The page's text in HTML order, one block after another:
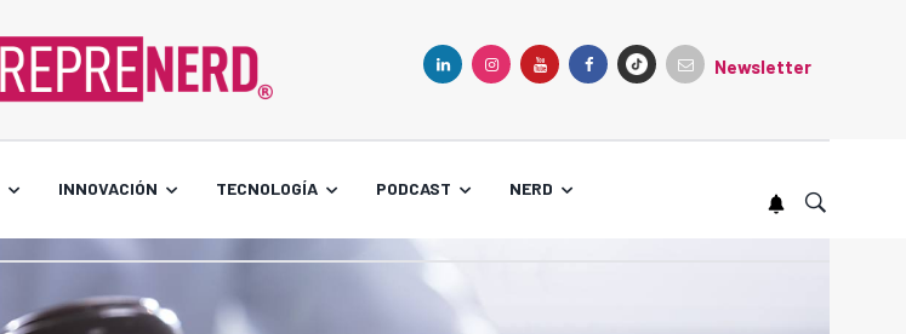
Newsletter
INNOVACIÓN TECNOLOGÍA PODCAST NERD